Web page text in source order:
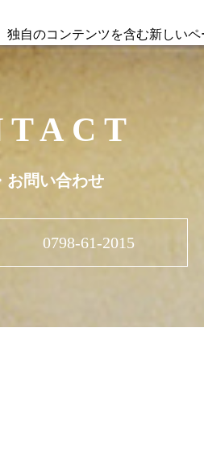
独自のコンテンツを含む新しい
お問い合わせ
0798-61-2015